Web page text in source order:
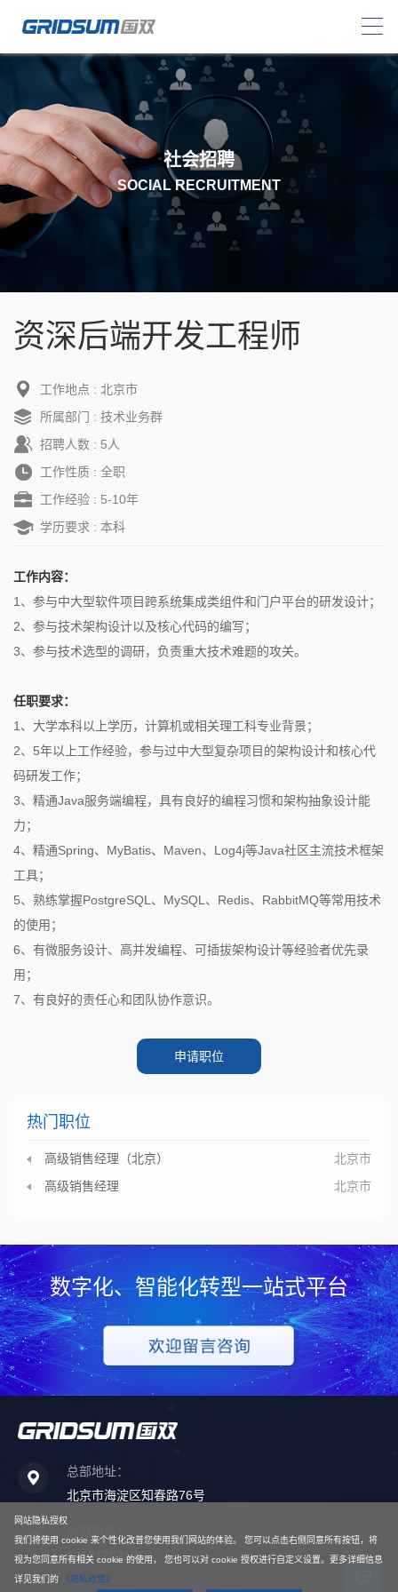
社会招聘
SOCIAL RECRUITMENT
资深后端开发工程师
工作地点 : 北京市
所属部门 : 技术业务群
招聘人数 : 5人
工作性质 : 全职
工作经验 : 5-10年
学历要求 : 本科
工作内容：
1、参与中大型软件项目跨系统集成类组件和门户平台的研发设计；
2、参与技术架构设计以及核心代码的编写；
3、参与技术选型的调研，负责重大技术难题的攻关。
任职要求：
1、大学本科以上学历，计算机或相关理工科专业背景；
2、5年以上工作经验，参与过中大型复杂项目的架构设计和核心代
码研发工作；
3、精通Java服务端编程，具有良好的编程习惯和架构抽象设计能
力；
4、精通Spring、MyBatis、Maven、Log4j等Java社区主流技术框架
工具；
5、熟练掌握PostgreSQL、MySQL、Redis、RabbitMQ等常用技术
的使用；
6、有微服务设计、高并发编程、可插拔架构设计等经验者优先录
用；
7、有良好的责任心和团队协作意识。
申请职位
热门职位
北京市
高级销售经理（北京）
北京市
高级销售经理
数字化、智能化转型一站式平台
总部地址：
北京市海淀区知春路76号
13121782185
网站隐私授权
我们将使用 cookie 来个性化改普您使用我们网站的体验。 您可以点击右侧同意所有按钮，将
视为您同意所有相关 cookie 的使用， 您也可以对 cookie 授权进行自定义设置。更多详细信息
详见我们的
《隐私政策》